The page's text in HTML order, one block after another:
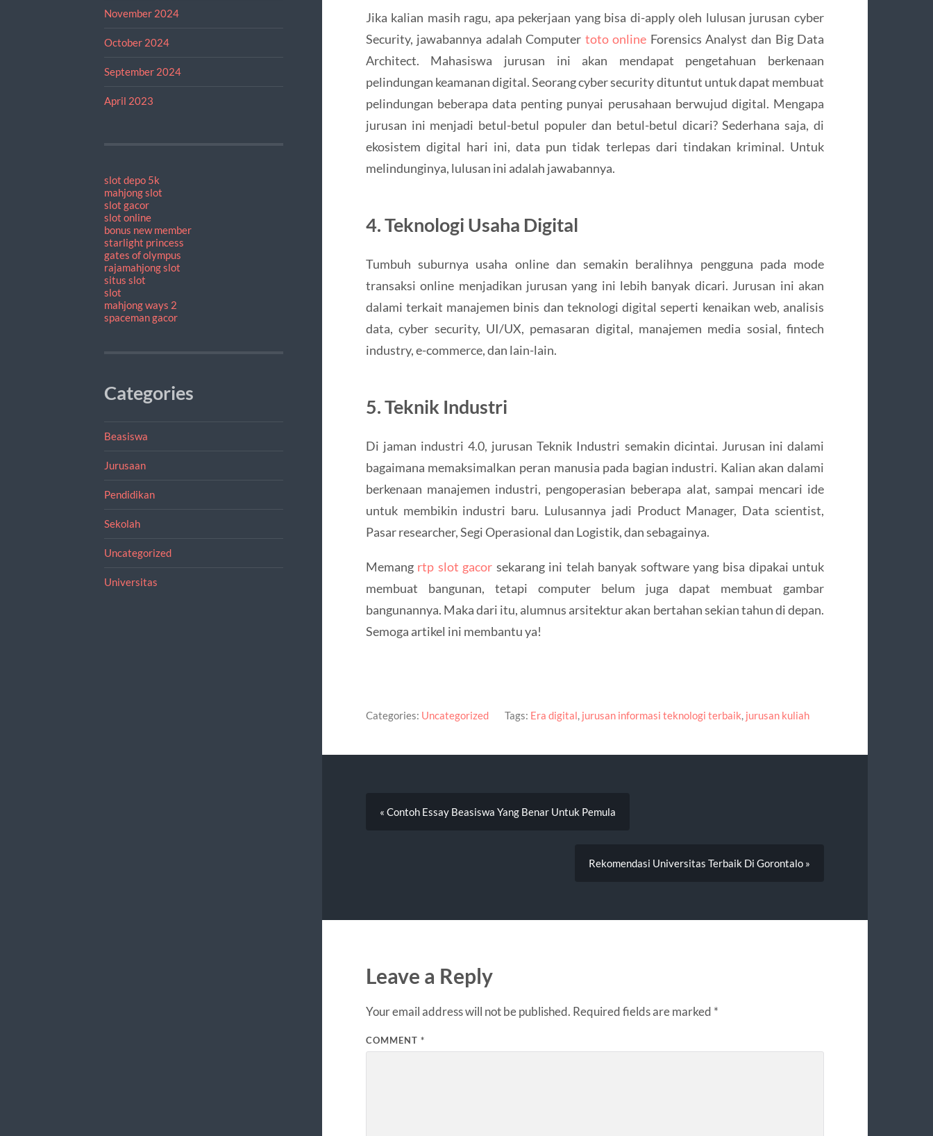
November 2024
October 2024
September 2024
April 2023
slot depo 5k
mahjong slot
slot gacor
slot online
bonus new member
starlight princess
gates of olympus
rajamahjong slot
situs slot
slot
mahjong ways 2
spaceman gacor
Categories
Beasiswa
Jurusaan
Pendidikan
Sekolah
Uncategorized
Universitas
Jika kalian masih ragu, apa pekerjaan yang bisa di-apply oleh lulusan jurusan cyber
Security, jawabannya adalah Computer toto online Forensics Analyst dan Big Data
Architect. Mahasiswa jurusan ini akan mendapat pengetahuan berkenaan
pelindungan keamanan digital. Seorang cyber security dituntut untuk dapat membuat
pelindungan beberapa data penting punyai perusahaan berwujud digital. Mengapa
jurusan ini menjadi betul-betul populer dan betul-betul dicari? Sederhana saja, di
ekosistem digital hari ini, data pun tidak terlepas dari tindakan kriminal. Untuk
melindunginya, lulusan ini adalah jawabannya.
4. Teknologi Usaha Digital
Tumbuh suburnya usaha online dan semakin beralihnya pengguna pada mode
transaksi online menjadikan jurusan yang ini lebih banyak dicari. Jurusan ini akan
dalami terkait manajemen binis dan teknologi digital seperti kenaikan web, analisis
data, cyber security, UI/UX, pemasaran digital, manajemen media sosial, fintech
industry, e-commerce, dan lain-lain.
5. Teknik Industri
Di jaman industri 4.0, jurusan Teknik Industri semakin dicintai. Jurusan ini dalami
bagaimana memaksimalkan peran manusia pada bagian industri. Kalian akan dalami
berkenaan manajemen industri, pengoperasian beberapa alat, sampai mencari ide
untuk membikin industri baru. Lulusannya jadi Product Manager, Data scientist,
Pasar researcher, Segi Operasional dan Logistik, dan sebagainya.
Memang rtp slot gacor sekarang ini telah banyak software yang bisa dipakai untuk
membuat bangunan, tetapi computer belum juga dapat membuat gambar
bangunannya. Maka dari itu, alumnus arsitektur akan bertahan sekian tahun di depan.
Semoga artikel ini membantu ya!
Categories: Uncategorized Tags: Era digital, jurusan informasi teknologi terbaik, jurusan kuliah
« Contoh Essay Beasiswa Yang Benar Untuk Pemula
Rekomendasi Universitas Terbaik Di Gorontalo »
Leave a Reply
Your email address will not be published. Required fields are marked *
COMMENT *